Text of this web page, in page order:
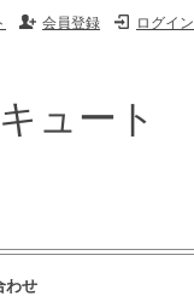
ログイン
会員登録
ュート
わせ